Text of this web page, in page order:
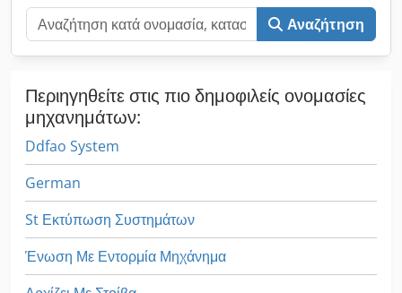
Αναζήτηση
Περιηγηθείτε στις πιο δημοφιλείς ονομασίες
μηχανημάτων:
Ddfao System
German
St Εκτύπωση Συστημάτων
Ένωση Με Εντορμία Μηχάνημα